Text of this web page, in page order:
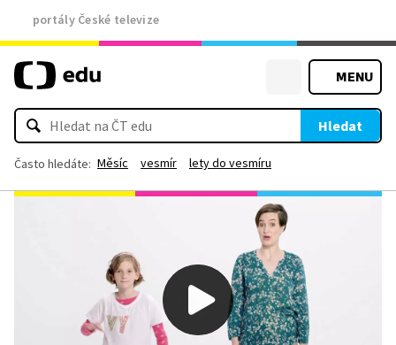
portály České televize
MENU
Hledat
Často hledáte: Měsíc vesmír lety do vesmíru